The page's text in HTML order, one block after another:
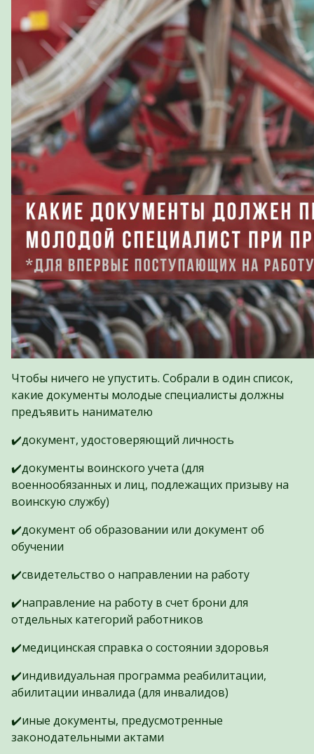
Чтобы ничего не упустить. Собрали в один список,
какие документы молодые специалисты должны
предъявить нанимателю
✔️документ, удостоверяющий личность
✔️документы воинского учета (для
военнообязанных и лиц, подлежащих призыву на
воинскую службу)
✔️документ об образовании или документ об
обучении
✔️свидетельство о направлении на работу
✔️направление на работу в счет брони для
отдельных категорий работников
✔️медицинская справка о состоянии здоровья
✔️индивидуальная программа реабилитации,
абилитации инвалида (для инвалидов)
✔️иные документы, предусмотренные
законодательными актами